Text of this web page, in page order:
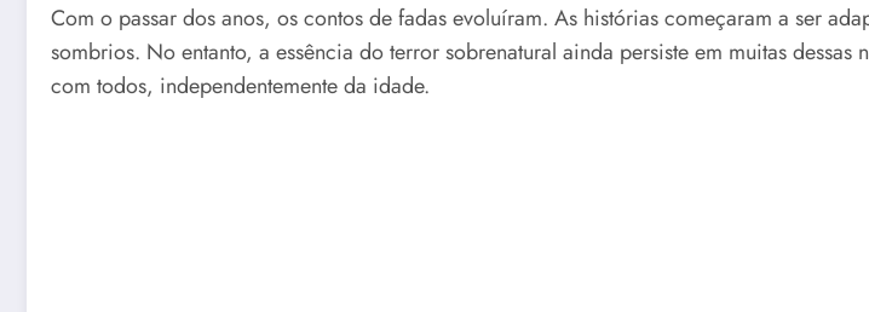
Com o passar dos anos, os contos de fadas evoluíram. As histórias começaram a ser
sombrios. No entanto, a essência do terror sobrenatural ainda persiste em muitas
com todos, independentemente da idade.